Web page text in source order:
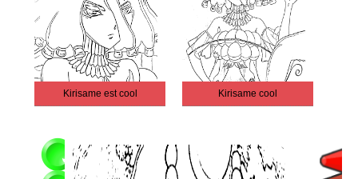
Kirisame est cool Kirisame cool